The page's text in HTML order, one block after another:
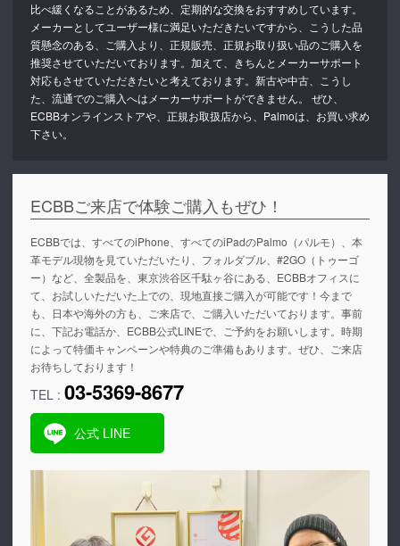
比べ緩くなることがあるため、定期的な交換をおすすめしています。
メーカーとしてユーザー様に満足いただきたいですから、こうした品
質懸念のある、ご購入より、正規販売、正規お取り扱い品のご購入を
推奨させていただいております。加えて、きちんとメーカーサポート
対応もさせていただきたいと考えております。新古や中古、こうし
た、流通でのご購入へはメーカーサポートができません。 ぜひ、
ECBBオンラインストアや、正規お取扱店から、Palmoは、お買い求め
下さい。
ECBBご来店で体験ご購入もぜひ！
ECBBでは、すべてのiPhone、すべてのiPadのPalmo（パルモ）、本
革モデル現物を見ていただいたり、フォルダブル、#2GO（トゥーゴ
ー）など、全製品を、東京渋谷区千駄ヶ谷にある、ECBBオフィスに
て、お試しいただいた上での、現地直接ご購入が可能です！今まで
も、日本や海外の方も、ご来店で、ご購入いただいております。事前
に、下記お電話か、ECBB公式LINEで、ご予約をお願いします。時期
によって特価キャンペーンや特典のご準備もあります。ぜひ、ご来店
お待ちしております！
TEL : 03-5369-8677
公式 LINE